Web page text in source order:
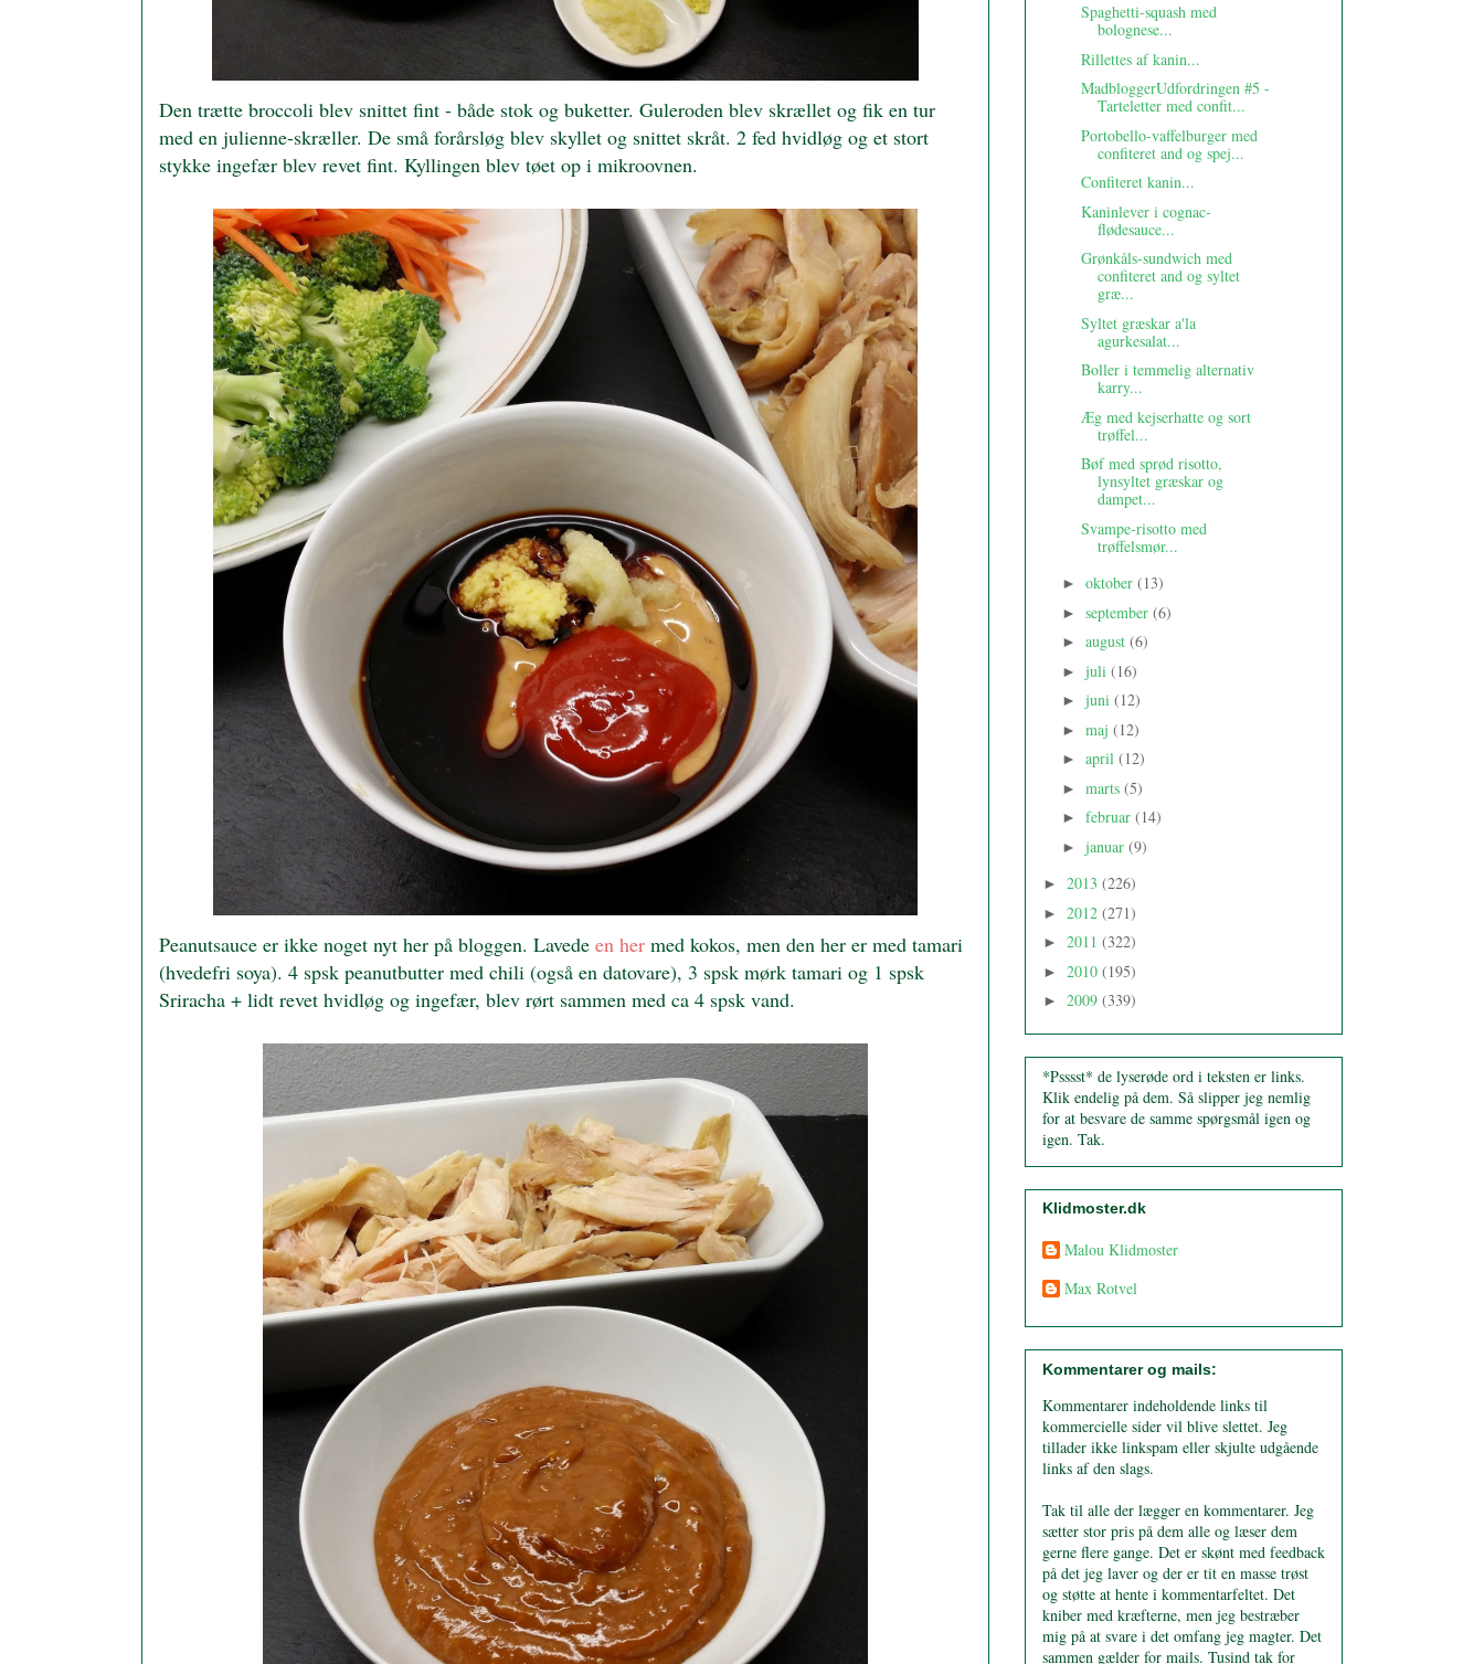
Den trætte broccoli blev snittet fint - både stok og buketter. Guleroden blev skrællet og fik en tur
med en julienne-skræller. De små forårsløg blev skyllet og snittet skråt. 2 fed hvidløg og et stort
stykke ingefær blev revet fint. Kyllingen blev tøet op i mikroovnen.
Peanutsauce er ikke noget nyt her på bloggen. Lavede en her med kokos, men den her er med tamari
(hvedefri soya). 4 spsk peanutbutter med chili (også en datovare), 3 spsk mørk tamari og 1 spsk
Sriracha + lidt revet hvidløg og ingefær, blev rørt sammen med ca 4 spsk vand.
Spaghetti-squash med
bolognese...
Rillettes af kanin...
MadbloggerUdfordringen #5 -
Tarteletter med confit...
Portobello-vaffelburger med
confiteret and og spej...
Confiteret kanin...
Kaninlever i cognac-
flødesauce...
Grønkåls-sundwich med
confiteret and og syltet
græ...
Syltet græskar a'la
agurkesalat...
Boller i temmelig alternativ
karry...
Æg med kejserhatte og sort
trøffel...
Bøf med sprød risotto,
lynsyltet græskar og
dampet...
Svampe-risotto med
trøffelsmør...
► oktober (13)
► september (6)
► august (6)
► juli (16)
► juni (12)
► maj (12)
► april (12)
► marts (5)
► februar (14)
► januar (9)
► 2013 (226)
► 2012 (271)
► 2011 (322)
► 2010 (195)
► 2009 (339)
*Psssst* de lyserøde ord i teksten er links.
Klik endelig på dem. Så slipper jeg nemlig
for at besvare de samme spørgsmål igen og
igen. Tak.
Klidmoster.dk
Malou Klidmoster
Max Rotvel
Kommentarer og mails:
Kommentarer indeholdende links til
kommercielle sider vil blive slettet. Jeg
tillader ikke linkspam eller skjulte udgående
links af den slags.
Tak til alle der lægger en kommentarer. Jeg
sætter stor pris på dem alle og læser dem
gerne flere gange. Det er skønt med feedback
på det jeg laver og der er tit en masse trøst
og støtte at hente i kommentarfeltet. Det
kniber med kræfterne, men jeg bestræber
mig på at svare i det omfang jeg magter. Det
sammen gælder for mails. Tusind tak for